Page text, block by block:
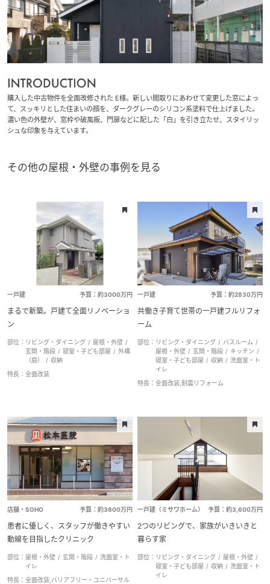
購入した中古物件を全面改修された E様。新しい間取りにあわせて変更した窓によっ
て、スッキリとした住まいの顔を、ダークグレーのシリコン系塗料で仕上げました。
濃い色の外壁が、窓枠や破風板、門扉などに配した「白」を引き立たせ、スタイリッ
シュな印象を与えています。
その他の屋根・外壁の事例を見る
一戸建 予算：約3000万円
まるで新築。戸建て全面リノベーショ
ン
部位： リビング・ダイニング
屋根・外壁
玄関・階段
寝室・子ども部屋
外構
（庭）
収納
特長： 全面改装
一戸建 予算：約2830万円
共働き子育て世帯の一戸建フルリフォ
ーム
部位： リビング・ダイニング
バスルーム
屋根・外壁
玄関・階段
キッチン
寝室・子ども部屋
収納
洗面室・ト
イレ
特長： 全面改装,耐震リフォーム
店舗・SOHO 予算：約3600万円
患者に優しく、スタッフが働きやすい
動線を目指したクリニック
部位： 屋根・外壁 玄関・階段
洗面室・ト
イレ
特長： 全面改装,バリアフリー・ユニバーサル
一戸建（ミサワホーム） 予算：約3,600万円
2つのリビングで、家族がいきいきと
暮らす家
部位： リビング・ダイニング
屋根・外壁
寝室・子ども部屋
収納
洗面室・ト
イレ